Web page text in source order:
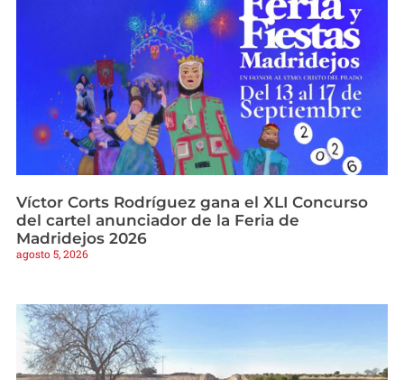
Víctor Corts Rodríguez gana el XLI Concurso
del cartel anunciador de la Feria de
Madridejos 2026
agosto 5, 2026